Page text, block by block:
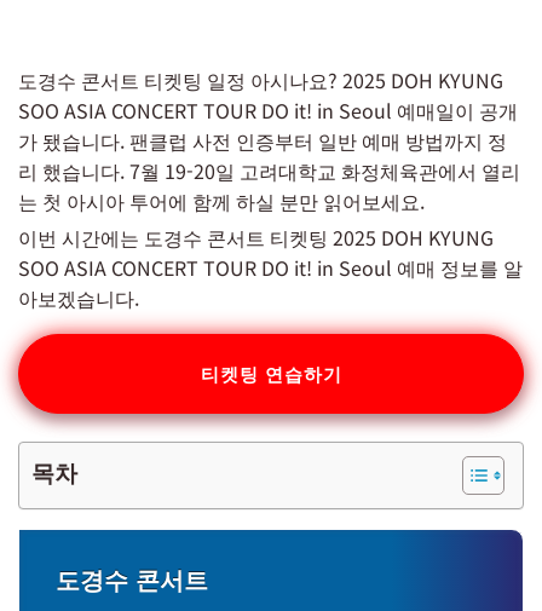
도경수 콘서트 티켓팅 일정 아시나요? 2025 DOH KYUNG
SOO ASIA CONCERT TOUR DO it! in Seoul 예매일이 공개
가 됐습니다. 팬클럽 사전 인증부터 일반 예매 방법까지 정
리 했습니다. 7월 19-20일 고려대학교 화정체육관에서 열리
는 첫 아시아 투어에 함께 하실 분만 읽어보세요.
이번 시간에는 도경수 콘서트 티켓팅 2025 DOH KYUNG
SOO ASIA CONCERT TOUR DO it! in Seoul 예매 정보를 알
아보겠습니다.
티켓팅 연습하기
목차
도경수 콘서트